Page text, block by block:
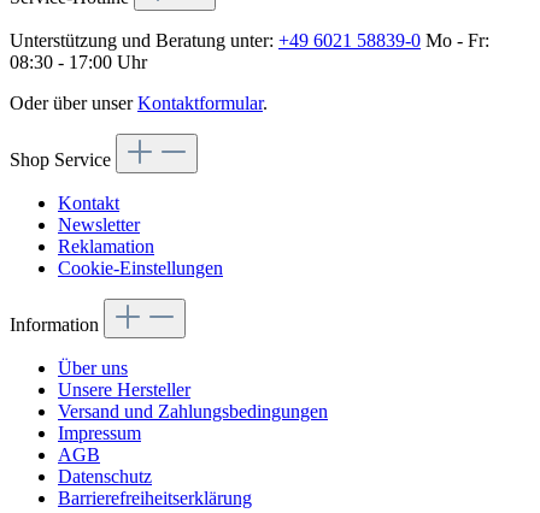
Unterstützung und Beratung unter: +49 6021 58839-0 Mo - Fr:
08:30 - 17:00 Uhr
Oder über unserKontaktformular.
Shop Service
Kontakt
Newsletter
Reklamation
Cookie-Einstellungen
Information
Über uns
Unsere Hersteller
Versand und Zahlungsbedingungen
Impressum
AGB
Datenschutz
Barrierefreiheitserklärung